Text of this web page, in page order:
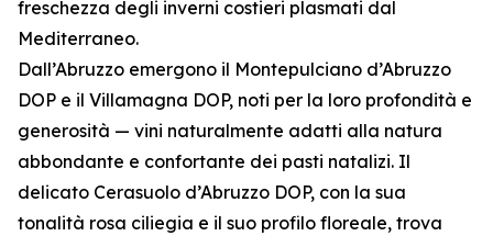
freschezza degli inverni costieri plasmati dal
Mediterraneo.
Dall’Abruzzo emergono il Montepulciano d’Abruzzo
DOP e il Villamagna DOP, noti per la loro profondità e
generosità — vini naturalmente adatti alla natura
abbondante e confortante dei pasti natalizi. Il
delicato Cerasuolo d’Abruzzo DOP, con la sua
tonalità rosa ciliegia e il suo profilo floreale, trova